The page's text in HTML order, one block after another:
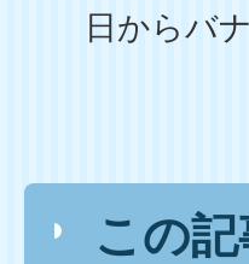
日からバ
この